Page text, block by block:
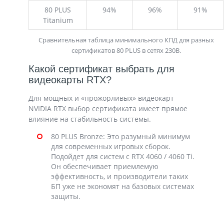
Сравнительная таблица минимального КПД для разных
сертификатов 80 PLUS в сетях 230В.
80 PLUS
Titanium
94% 96% 91%
Какой сертификат выбрать для
видеокарты RTX?
Для мощных и «прожорливых» видеокарт
NVIDIA RTX выбор сертификата имеет прямое
влияние на стабильность системы.
80 PLUS Bronze: Это разумный минимум
для современных игровых сборок.
Подойдет для систем с RTX 4060 / 4060 Ti.
Он обеспечивает приемлемую
эффективность, и производители таких
БП уже не экономят на базовых системах
защиты.